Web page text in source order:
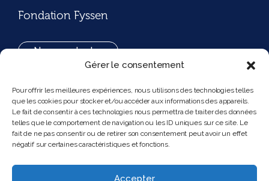
Gérer le consentement
Pour offrir les meilleures expériences, nous utilisons des technologies telles
que les cookies pour stocker et/ou accéder aux informations des appareils.
Le fait de consentir à ces technologies nous permettra de traiter des données
telles que le comportement de navigation ou les ID uniques sur ce site. Le
fait de ne pas consentir ou de retirer son consentement peut avoir un effet
négatif sur certaines caractéristiques et fonctions.
Accepter
Fondation Fyssen
Nous contacter
194, rue de Rivoli 75001 Paris France
Nous suivre